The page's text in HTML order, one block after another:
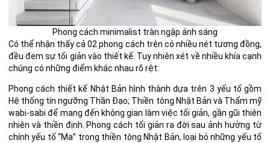
Phong cách minimalist tràn ngập ánh sáng
Có thể nhận thấy cả 02 phong cách trên có nhiều nét tương đồng,
đều đem sự tối giản vào thiết kế. Tuy nhiên xét về nhiều khía cạnh
chúng có những điểm khác nhau rõ rệt:
Phong cách thiết kế Nhật Bản hình thành dựa trên 3 yếu tố gồm
Hệ thống tín ngưỡng Thần Đạo; Thiền tông Nhật Bản và Thẩm mỹ
wabi-sabi để mang đến không gian làm việc tối giản, gần gũi thiên
nhiên và thiền định. Phong cách tối giản ra đời sau ảnh hưởng từ
chính yếu tố “Ma” trong thiền tông Nhật Bản, loại bỏ những yếu tố